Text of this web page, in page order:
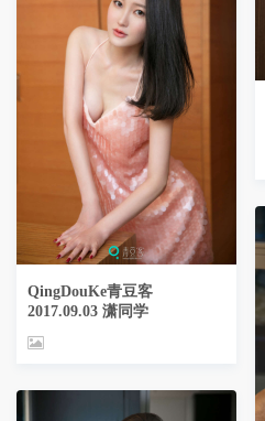
QingDouKe青豆客
2017.09.03 潇同学